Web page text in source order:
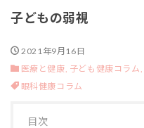
子どもの弱視
2021年9月16日
医療と健康, 子ども健康コラム,
眼科健康コラム
目次